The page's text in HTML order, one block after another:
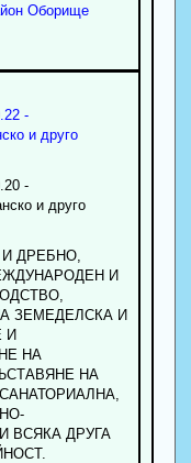
Оборище
-
и друго
-
и друго
ДРЕБНО,
И
ЗЕМЕДЕЛСКА И
И
НА
НА
ВСЯКА ДРУГА